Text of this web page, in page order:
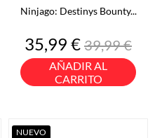
Ninjago: Destinys Bounty...
Precio
35,99 €Precio
base
39,99 €
AÑADIR AL
CARRITO
NUEVO